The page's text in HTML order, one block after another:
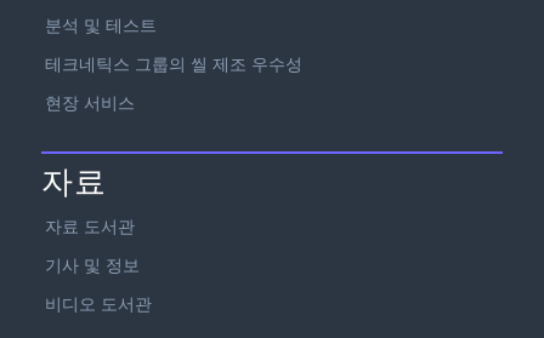
분석 및 테스트
테크네틱스 그룹의 씰 제조 우수성
현장 서비스
자료
자료 도서관
기사 및 정보
비디오 도서관